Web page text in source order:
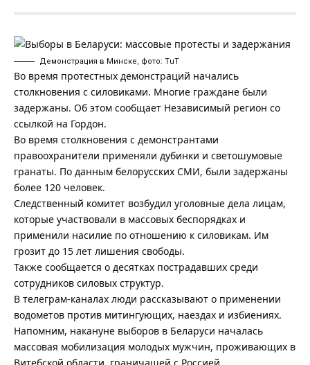
Демонстрация в Минске, фото: ТuТ
Во время протестных демонстраций начались
столкновения с силовиками. Многие граждане были
задержаны. Об этом сообщает Независимый регион со
ссылкой на Гордон.
Во время столкновения с демонстрантами
правоохранители применяли дубинки и светошумовые
гранаты. По данным белорусских СМИ, были задержаны
более 120 человек.
Следственный комитет возбудил уголовные дела лицам,
которые участвовали в массовых беспорядках и
применили насилие по отношению к силовикам. Им
грозит до 15 лет лишения свободы.
Также сообщается о десятках пострадавших среди
сотрудников силовых структур.
В телеграм-каналах люди рассказывают о применении
водометов против митингующих, наездах и избиениях.
Напомним, накануне выборов в Беларуси началась
массовая мобилизация молодых мужчин, проживающих в
Витебской области, граничащей с Россией.